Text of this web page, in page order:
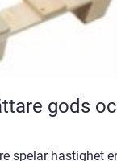
spelar hastighet